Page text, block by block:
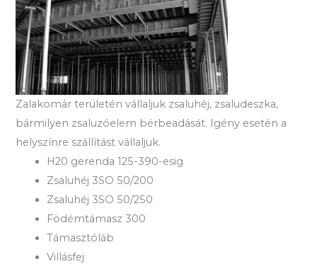
Zalakomár területén vállaljuk zsaluhéj, zsaludeszka,
bármilyen zsaluzóelem bérbeadását. Igény esetén a
helyszínre szállítást vállaljuk.
H20 gerenda 125-390-esig
Zsaluhéj 3SO 50/200
Zsaluhéj 3SO 50/250
Födémtámasz 300
Támasztóláb
Villásfej